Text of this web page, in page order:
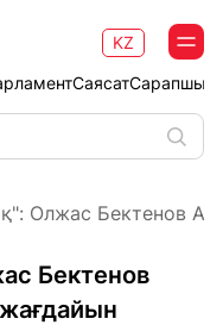
Саясат
KZ
Олжас Бектенов
Бектенов